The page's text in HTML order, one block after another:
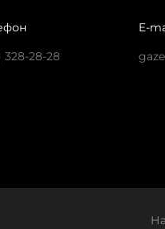
328-28-28
E-